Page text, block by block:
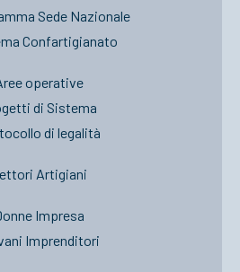
Sede Nazionale
Confartigianato
operative
di Sistema
di legalità
Artigiani
Impresa
Imprenditori